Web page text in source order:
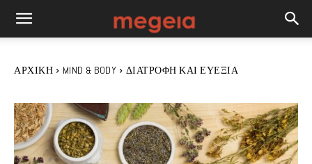
ΑΡΧΙΚΉ MIND & BODY ΔΙΑΤΡΟΦΉ ΚΑΙ ΕΥΕΞΊΑ